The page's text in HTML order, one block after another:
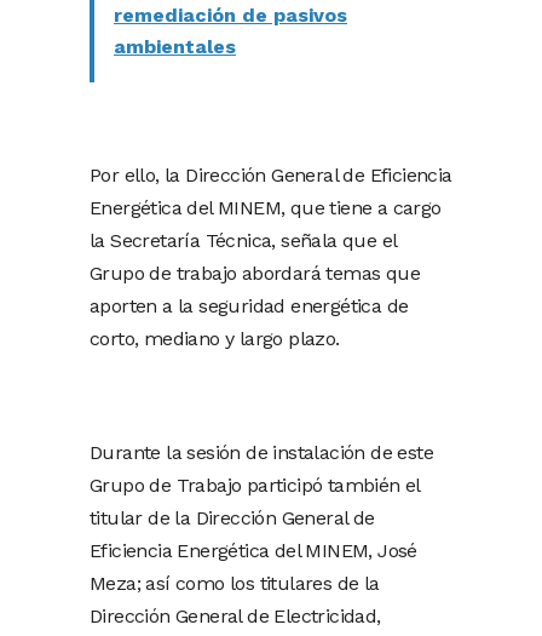
remediación de pasivos
ambientales
Por ello, la Dirección General de Eficiencia
Energética del MINEM, que tiene a cargo
la Secretaría Técnica, señala que el
Grupo de trabajo abordará temas que
aporten a la seguridad energética de
corto, mediano y largo plazo.
Durante la sesión de instalación de este
Grupo de Trabajo participó también el
titular de la Dirección General de
Eficiencia Energética del MINEM, José
Meza; así como los titulares de la
Dirección General de Electricidad,